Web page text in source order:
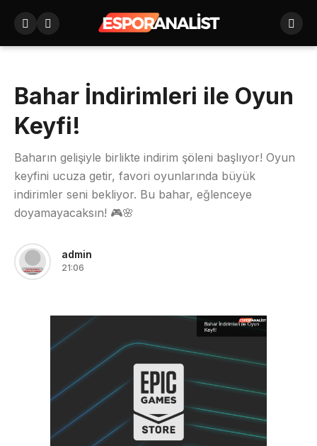
Bahar İndirimleri ile Oyun
Keyfi!
Baharın gelişiyle birlikte indirim şöleni başlıyor! Oyun
keyfini ucuza getir, favori oyunlarında büyük
indirimler seni bekliyor. Bu bahar, eğlenceye
doyamayacaksın! 🎮🌸
admin
21:06